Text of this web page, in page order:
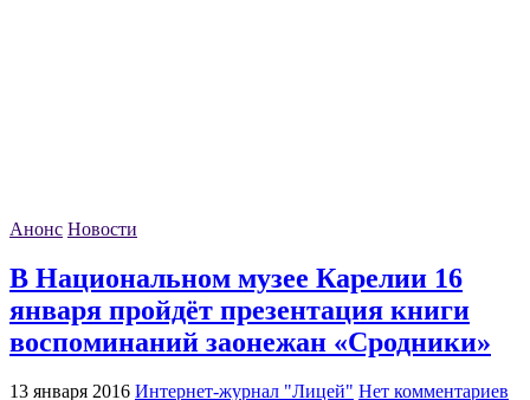
Анонс Новости
В Национальном музее Карелии 16
января пройдёт презентация книги
воспоминаний заонежан «Сродники»
13 января 2016 Интернет-журнал "Лицей" Нет комментариев